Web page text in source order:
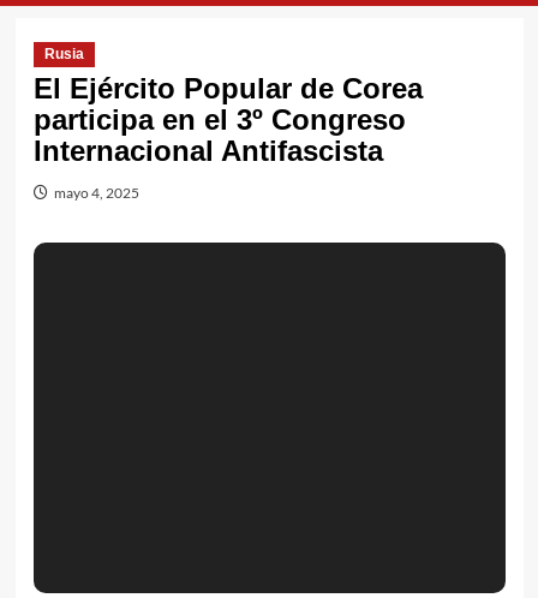
Rusia
El Ejército Popular de Corea
participa en el 3º Congreso
Internacional Antifascista
mayo 4, 2025